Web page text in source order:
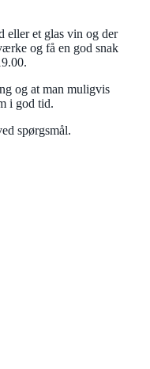
eller et glas vin og der
og få en god snak
og at man muligvis
i god tid.
spørgsmål.